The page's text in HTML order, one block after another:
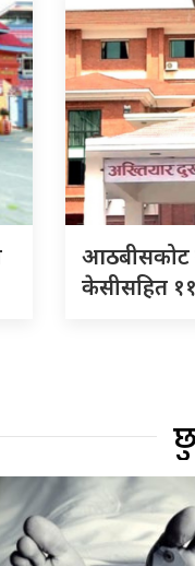
आठबीसकोट
केसीसहित ११